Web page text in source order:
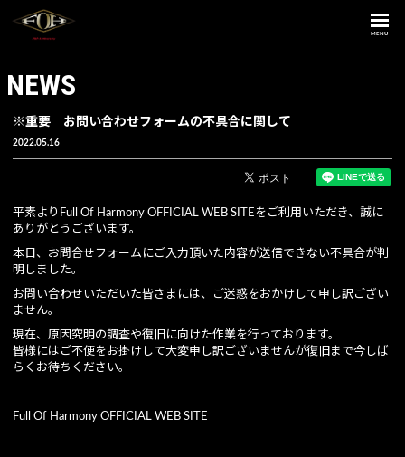
MENU
NEWS
※重要 お問い合わせフォームの不具合に関して
2022.05.16
平素よりFull Of Harmony OFFICIAL WEB SITEをご利用いただき、誠に
ありがとうございます。
本日、お問合せフォームにご入力頂いた内容が送信できない不具合が判
明しました。
お問い合わせいただいた皆さまには、ご迷惑をおかけして申し訳ござい
ません。
現在、原因究明の調査や復旧に向けた作業を行っております。
皆様にはご不便をお掛けして大変申し訳ございませんが復旧まで今しば
らくお待ちください。
Full Of Harmony OFFICIAL WEB SITE